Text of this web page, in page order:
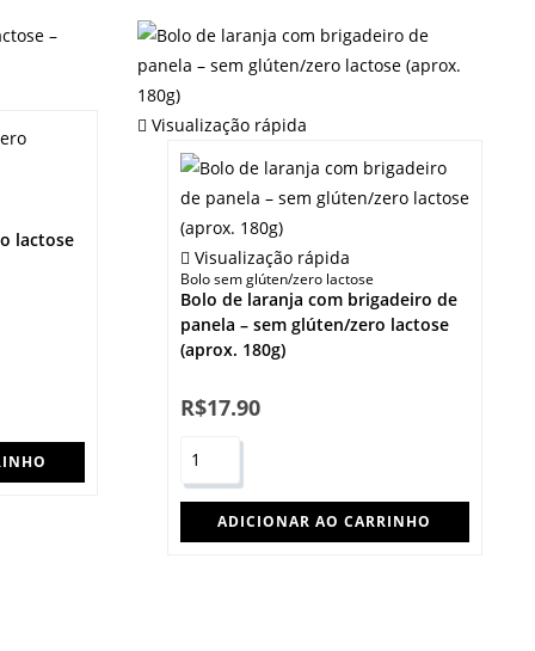
lactose
Visualização rápida
Visualização rápida
Bolo sem glúten/zero lactose
Bolo de laranja com brigadeiro de
panela – sem glúten/zero lactose
(aprox. 180g)
R$17.90
ADICIONAR AO CARRINHO